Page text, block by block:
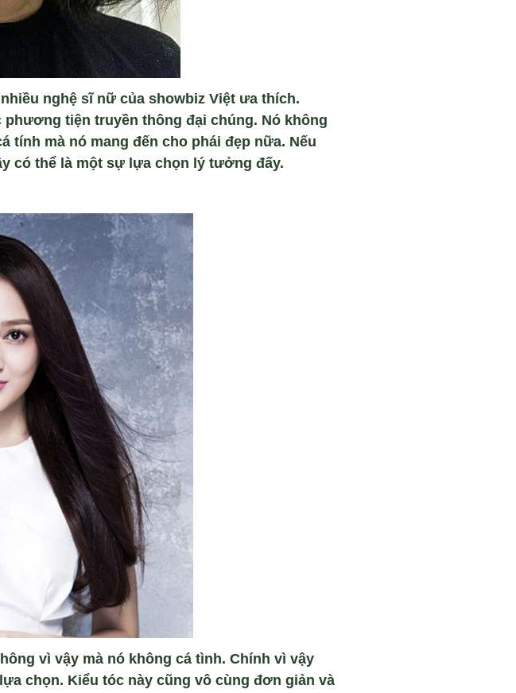
nghệ sĩ nữ của showbiz Việt ưa thích.
tiện truyền thông đại chúng. Nó không
tính mà nó mang đến cho phái đẹp nữa. Nếu
có thể là một sự lựa chọn lý tưởng đấy.
vì vậy mà nó không cá tình. Chính vì vậy
chọn. Kiểu tóc này cũng vô cùng đơn giản và